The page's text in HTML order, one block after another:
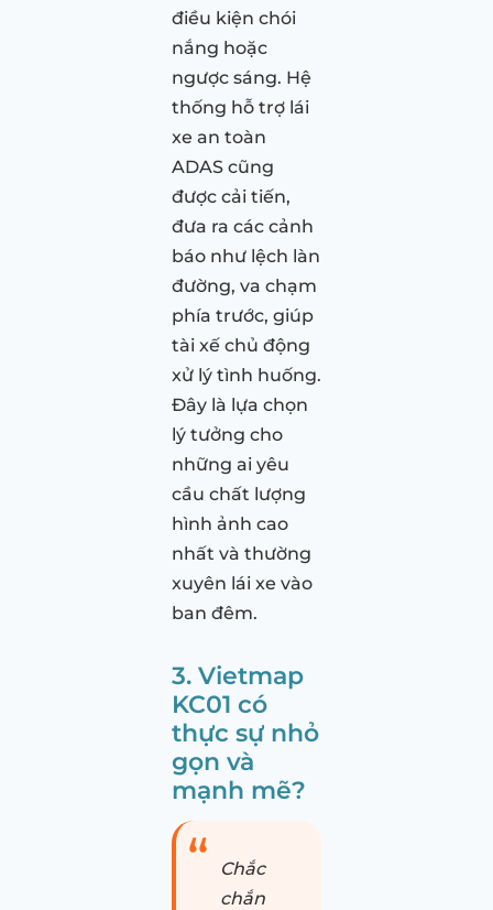
điều kiện chói
nắng hoặc
ngược sáng. Hệ
thống hỗ trợ lái
xe an toàn
ADAS cũng
được cải tiến,
đưa ra các cảnh
báo như lệch làn
đường, va chạm
phía trước, giúp
tài xế chủ động
xử lý tình huống.
Đây là lựa chọn
lý tưởng cho
những ai yêu
cầu chất lượng
hình ảnh cao
nhất và thường
xuyên lái xe vào
ban đêm.
3. Vietmap
KC01 có
thực sự nhỏ
gọn và
mạnh mẽ?
Chắc
chắn